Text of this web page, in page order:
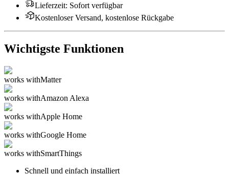
Lieferzeit: Sofort verfügbar
Kostenloser Versand, kostenlose Rückgabe
Wichtigste Funktionen
works withMatter
works withAmazon Alexa
works withApple Home
works withGoogle Home
works withSmartThings
Schnell und einfach installiert